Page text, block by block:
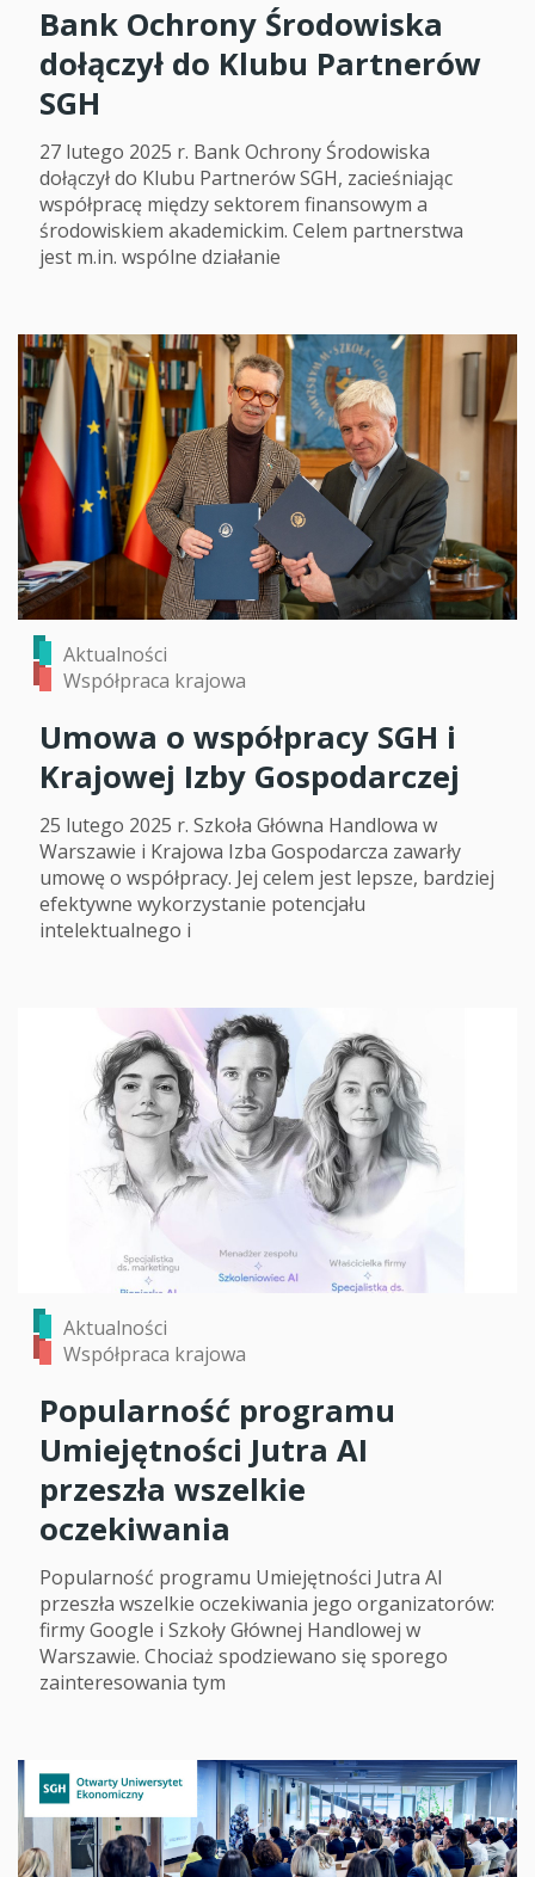
Bank Ochrony Środowiska
dołączył do Klubu Partnerów
SGH
27 lutego 2025 r. Bank Ochrony Środowiska
dołączył do Klubu Partnerów SGH, zacieśniając
współpracę między sektorem finansowym a
środowiskiem akademickim. Celem partnerstwa
jest m.in. wspólne działanie
Aktualności
Współpraca krajowa
Umowa o współpracy SGH i
Krajowej Izby Gospodarczej
25 lutego 2025 r. Szkoła Główna Handlowa w
Warszawie i Krajowa Izba Gospodarcza zawarły
umowę o współpracy. Jej celem jest lepsze, bardziej
efektywne wykorzystanie potencjału
intelektualnego i
Aktualności
Współpraca krajowa
Popularność programu
Umiejętności Jutra AI
przeszła wszelkie
oczekiwania
Popularność programu Umiejętności Jutra AI
przeszła wszelkie oczekiwania jego organizatorów:
firmy Google i Szkoły Głównej Handlowej w
Warszawie. Chociaż spodziewano się sporego
zainteresowania tym